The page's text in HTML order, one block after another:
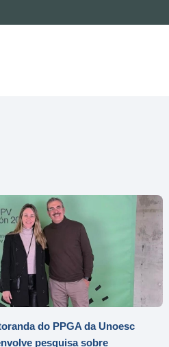
do PPGA da Unoesc
pesquisa sobre